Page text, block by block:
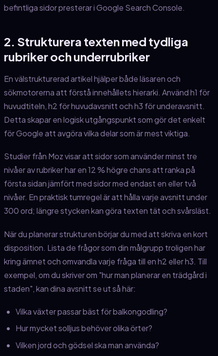
befintliga sidor presterar i Google Search Console.
2. Strukturera texten med tydliga
rubriker och underrubriker
En välstrukturerad artikel hjälper både läsaren och
sökmotorerna att förstå innehållets hierarki. Använd h1 för
huvudtiteln, h2 för huvudavsnitt och h3 för underavsnitt.
Detta skapar en logisk utgångspunkt som gör det enkelt
för Google att avgöra vilka delar som är mest viktiga.
Studier från Moz visar att sidor som använder minst tre
nivåer av rubriker har en 12 % högre chans att ranka på
första sidan jämfört med sidor med endast en eller två
nivåer. En praktisk tumregel är att hålla varje avsnitt under
300 ord; längre stycken kan göra texten tät och svårsläst.
När du planerar strukturen börjar du med att skriva en kort
disposition. Lista de frågor som din målgrupp troligen har
kring ämnet och omvandla varje fråga till en h2 eller h3. Till
exempel, om du skriver om "hur man planerar en trädgård i
staden", kan dina avsnitt se ut så här:
Vilka växter passar bäst för balkongodling?
Hur mycket solljus behöver olika örter?
Vilken jord och gödsel ska man använda?